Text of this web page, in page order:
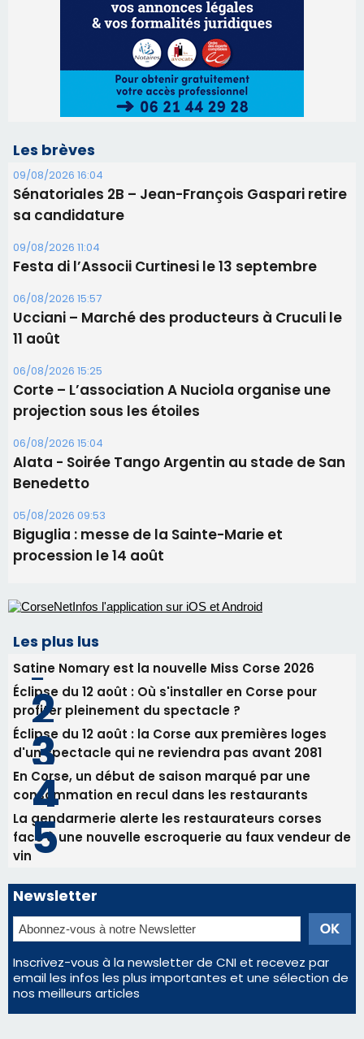
Les brèves
09/08/2026 16:04
Sénatoriales 2B – Jean-François Gaspari retire
sa candidature
09/08/2026 11:04
Festa di l’Associi Curtinesi le 13 septembre
06/08/2026 15:57
Ucciani – Marché des producteurs à Cruculi le
11 août
06/08/2026 15:25
Corte – L’association A Nuciola organise une
projection sous les étoiles
06/08/2026 15:04
Alata - Soirée Tango Argentin au stade de San
Benedetto
05/08/2026 09:53
Biguglia : messe de la Sainte-Marie et
procession le 14 août
Les plus lus
Satine Nomary est la nouvelle Miss Corse 2026
Éclipse du 12 août : Où s'installer en Corse pour
profiter pleinement du spectacle ?
Éclipse du 12 août : la Corse aux premières loges
d'un spectacle qui ne reviendra pas avant 2081
En Corse, un début de saison marqué par une
consommation en recul dans les restaurants
La gendarmerie alerte les restaurateurs corses
face à une nouvelle escroquerie au faux vendeur de
vin
Newsletter
Inscrivez-vous à la newsletter de CNI et recevez par
email les infos les plus importantes et une sélection de
nos meilleurs articles